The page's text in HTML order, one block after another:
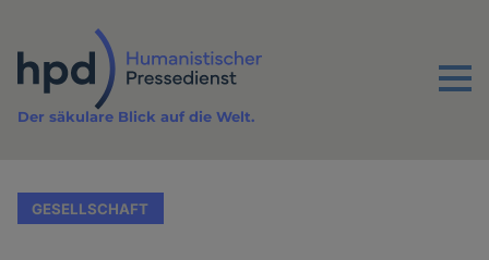
Inhalt
Menu
Der säkulare Blick auf die Welt.
GESELLSCHAFT